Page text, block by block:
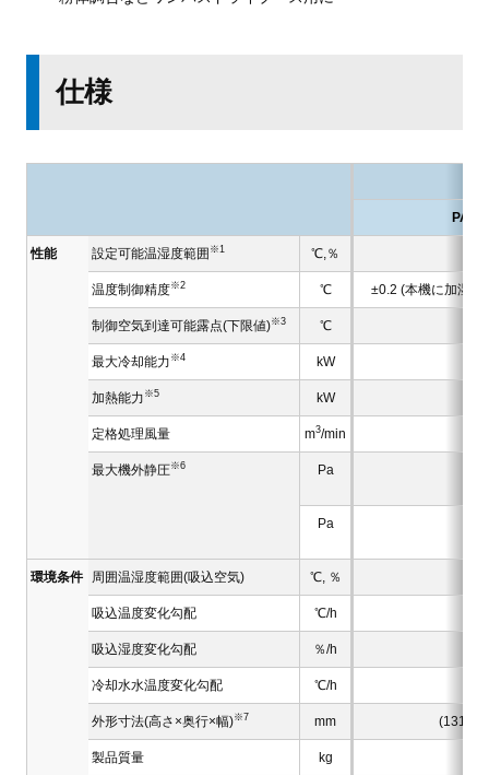
仕様
性能 設定可能温湿度範囲 ※1 ℃,％
温度制御精度※2 ℃ ±0.2 (本機に加湿機
制御空気到達可能露点(下限値)※3 ℃
最大冷却能力 ※4 kW
加熱能力 ※5 kW
定格処理風量 m3/min
最大機外静圧※6 Pa
Pa
環境条件 周囲温湿度範囲(吸込空気) ℃, ％
吸込温度変化勾配 ℃/h
吸込湿度変化勾配 ％/h
冷却水水温度変化勾配 ℃/h
外形寸法(高さ×奥行×幅)※7 mm
製品質量 kg